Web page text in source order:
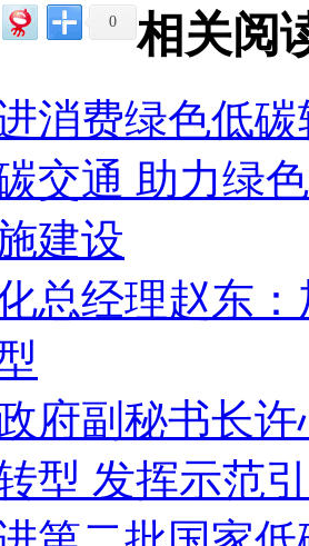
0 相关阅
消费绿色低
交通 助力绿
建设
总经理赵东
府副秘书长
型 发挥示范